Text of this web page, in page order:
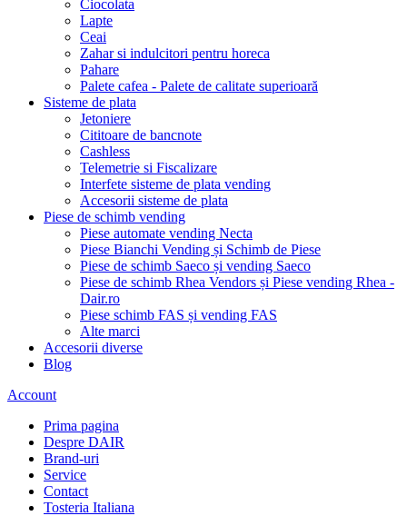
Ciocolata
Lapte
Ceai
Zahar si indulcitori pentru horeca
Pahare
Palete cafea - Palete de calitate superioară
Sisteme de plata
Jetoniere
Cititoare de bancnote
Cashless
Telemetrie si Fiscalizare
Interfete sisteme de plata vending
Accesorii sisteme de plata
Piese de schimb vending
Piese automate vending Necta
Piese Bianchi Vending și Schimb de Piese
Piese de schimb Saeco și vending Saeco
Piese de schimb Rhea Vendors și Piese vending Rhea -
Dair.ro
Piese schimb FAS și vending FAS
Alte marci
Accesorii diverse
Blog
Account
Prima pagina
Despre DAIR
Brand-uri
Service
Contact
Tosteria Italiana